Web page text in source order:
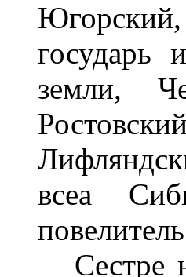
государь
земли,
всеа
Сестре